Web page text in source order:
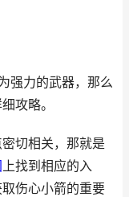
强力的武器，那么
攻略。
切相关，那就是
上找到相应的入
伤心小箭的重要